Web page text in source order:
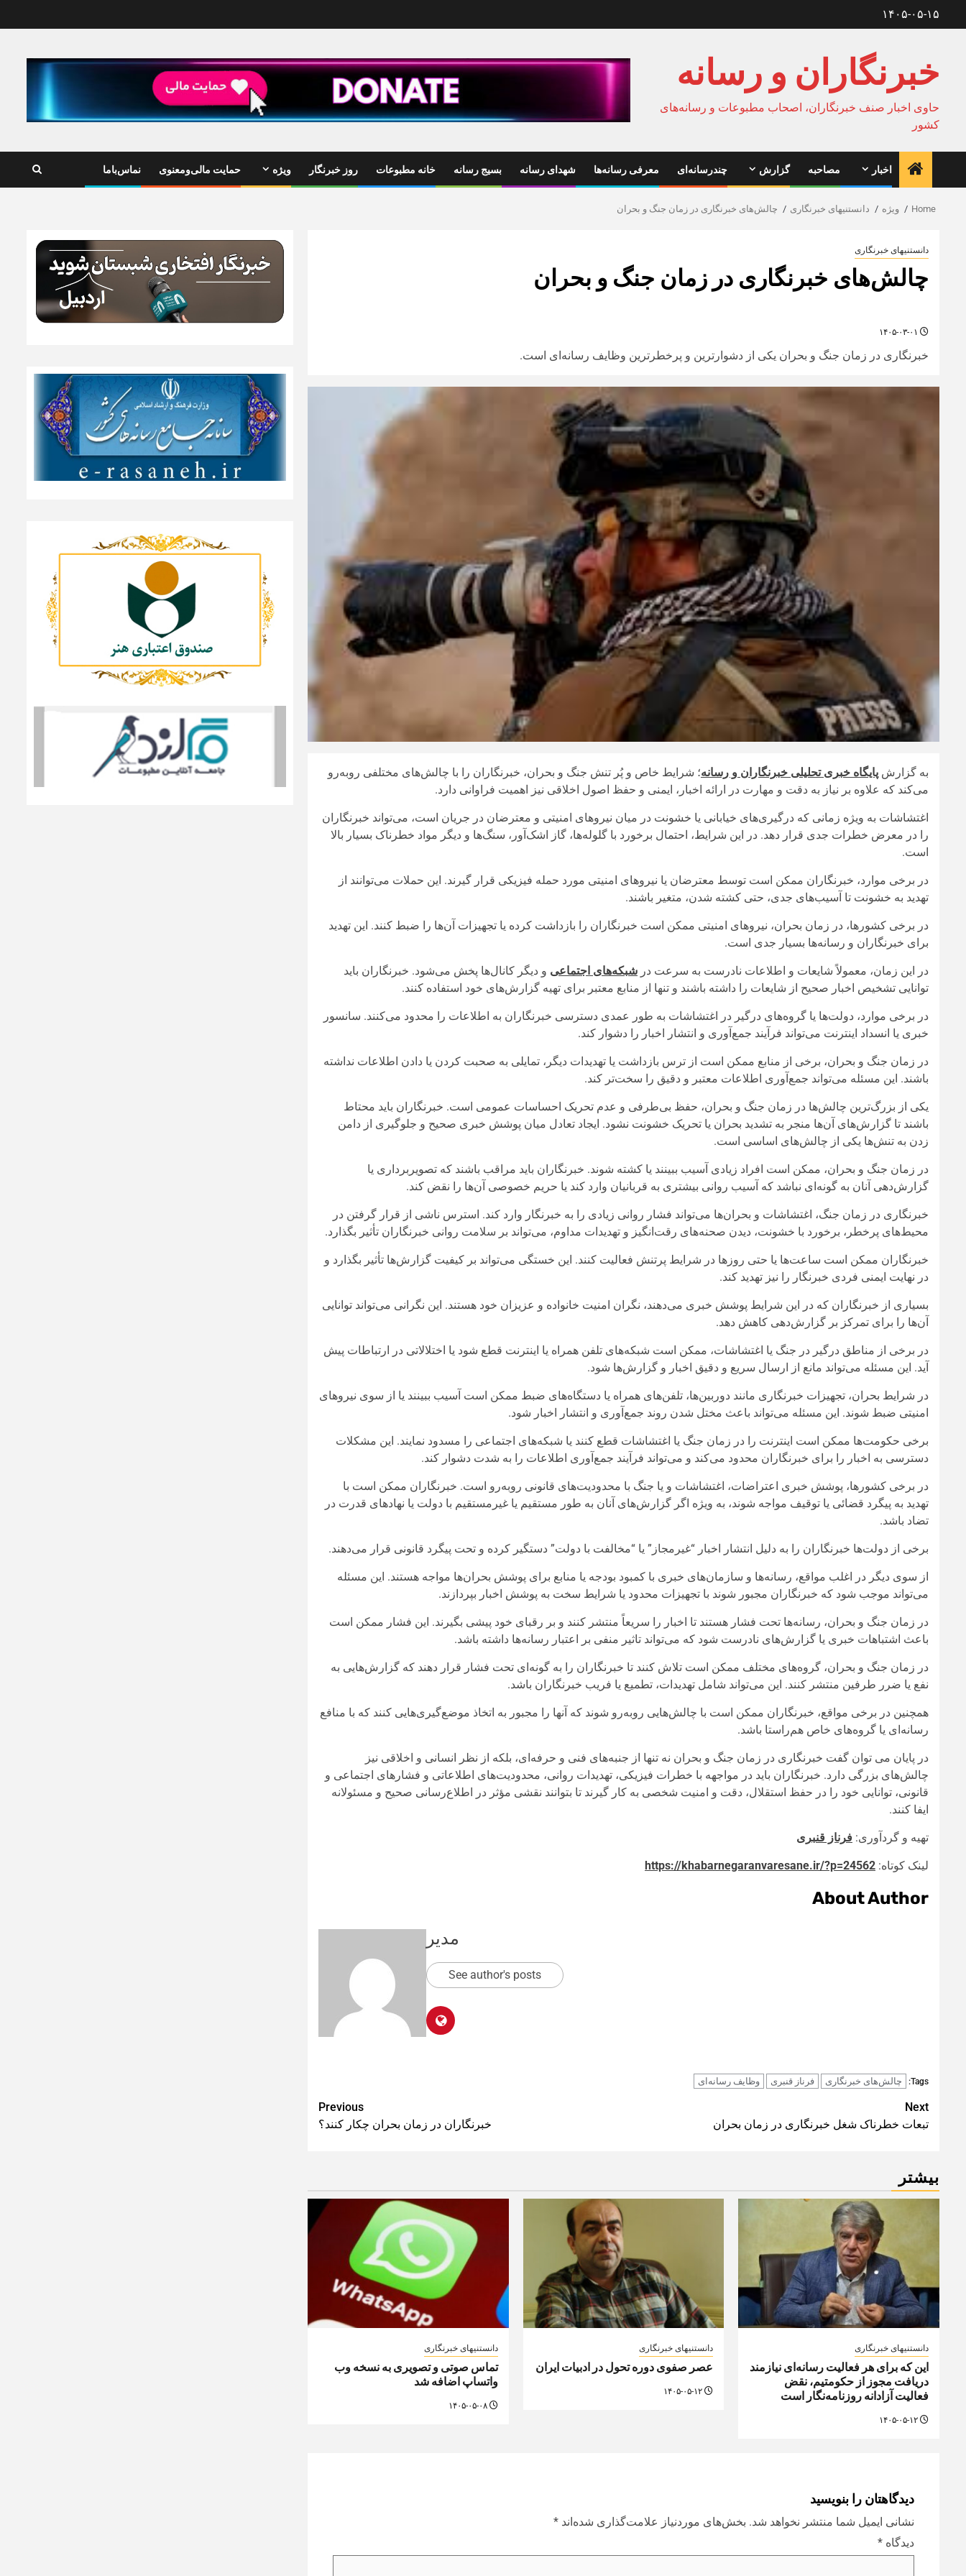
۱۴۰۵-۰۵-۱۵
خبرنگاران و رسانه
حاوی اخبار صنف خبرنگاران، اصحاب مطبوعات و رسانه‌های
کشور
اخبار مصاحبه گزارش چندرسانه‌ای معرفی رسانه‌ها شهدای رسانه بسیج رسانه خانه مطبوعات روز خبرنگار ویژه حمایت مالی‌ومعنوی نماس‌باما
Home ویژه دانستنیهای خبرنگاری چالش‌های خبرنگاری در زمان جنگ و بحران
دانستنیهای خبرنگاری
چالش‌های خبرنگاری در زمان جنگ و بحران
خبرنگاری در زمان جنگ و بحران یکی از دشوارترین و پرخطرترین وظایف رسانه‌ای است.
به گزارش پایگاه خبری تحلیلی خبرنگاران و رسانه؛ شرایط خاص و پُر تنش جنگ و بحران، خبرنگاران را با چالش‌های مختلفی روبه‌رو
می‌کند که علاوه بر نیاز به دقت و مهارت در ارائه اخبار، ایمنی و حفظ اصول اخلاقی نیز اهمیت فراوانی دارد.
اغتشاشات به‌ ویژه زمانی که درگیری‌های خیابانی یا خشونت در میان نیروهای امنیتی و معترضان در جریان است، می‌تواند خبرنگاران
را در معرض خطرات جدی قرار دهد. در این شرایط، احتمال برخورد با گلوله‌ها، گاز اشک‌آور، سنگ‌ها و دیگر مواد خطرناک بسیار بالا
است.
در برخی موارد، خبرنگاران ممکن است توسط معترضان یا نیروهای امنیتی مورد حمله فیزیکی قرار گیرند. این حملات می‌توانند از
تهدید به خشونت تا آسیب‌های جدی، حتی کشته شدن، متغیر باشند.
در برخی کشورها، در زمان بحران، نیروهای امنیتی ممکن است خبرنگاران را بازداشت کرده یا تجهیزات آن‌ها را ضبط کنند. این تهدید
برای خبرنگاران و رسانه‌ها بسیار جدی است.
در این زمان، معمولاً شایعات و اطلاعات نادرست به سرعت در شبکه‌های اجتماعی و دیگر کانال‌ها پخش می‌شود. خبرنگاران باید
توانایی تشخیص اخبار صحیح از شایعات را داشته باشند و تنها از منابع معتبر برای تهیه گزارش‌های خود استفاده کنند.
در برخی موارد، دولت‌ها یا گروه‌های درگیر در اغتشاشات به‌ طور عمدی دسترسی خبرنگاران به اطلاعات را محدود می‌کنند. سانسور
خبری یا انسداد اینترنت می‌تواند فرآیند جمع‌آوری و انتشار اخبار را دشوار کند.
در زمان جنگ و بحران، برخی از منابع ممکن است از ترس بازداشت یا تهدیدات دیگر، تمایلی به صحبت کردن یا دادن اطلاعات نداشته
باشند. این مسئله می‌تواند جمع‌آوری اطلاعات معتبر و دقیق را سخت‌تر کند.
یکی از بزرگ‌ترین چالش‌ها در زمان جنگ و بحران، حفظ بی‌طرفی و عدم تحریک احساسات عمومی است. خبرنگاران باید محتاط
باشند تا گزارش‌های آن‌ها منجر به تشدید بحران یا تحریک خشونت نشود. ایجاد تعادل میان پوشش خبری صحیح و جلوگیری از دامن
زدن به تنش‌ها یکی از چالش‌های اساسی است.
در زمان جنگ و بحران، ممکن است افراد زیادی آسیب ببینند یا کشته شوند. خبرنگاران باید مراقب باشند که تصویربرداری یا
گزارش‌دهی آنان به‌ گونه‌ای نباشد که آسیب روانی بیشتری به قربانیان وارد کند یا حریم خصوصی آن‌ها را نقض کند.
خبرنگاری در زمان جنگ، اغتشاشات و بحران‌ها می‌تواند فشار روانی زیادی را به خبرنگار وارد کند. استرس ناشی از قرار گرفتن در
محیط‌های پرخطر، برخورد با خشونت، دیدن صحنه‌های رقت‌انگیز و تهدیدات مداوم، می‌تواند بر سلامت روانی خبرنگاران تأثیر بگذارد.
خبرنگاران ممکن است ساعت‌ها یا حتی روزها در شرایط پرتنش فعالیت کنند. این خستگی می‌تواند بر کیفیت گزارش‌ها تأثیر بگذارد و
در نهایت ایمنی فردی خبرنگار را نیز تهدید کند.
بسیاری از خبرنگاران که در این شرایط پوشش خبری می‌دهند، نگران امنیت خانواده و عزیزان خود هستند. این نگرانی می‌تواند توانایی
آن‌ها را برای تمرکز بر گزارش‌دهی کاهش دهد.
در برخی از مناطق درگیر در جنگ یا اغتشاشات، ممکن است شبکه‌های تلفن همراه یا اینترنت قطع شود یا اختلالاتی در ارتباطات پیش
آید. این مسئله می‌تواند مانع از ارسال سریع و دقیق اخبار و گزارش‌ها شود.
در شرایط بحران، تجهیزات خبرنگاری مانند دوربین‌ها، تلفن‌های همراه یا دستگاه‌های ضبط ممکن است آسیب ببینند یا از سوی نیروهای
امنیتی ضبط شوند. این مسئله می‌تواند باعث مختل شدن روند جمع‌آوری و انتشار اخبار شود.
برخی حکومت‌ها ممکن است اینترنت را در زمان جنگ یا اغتشاشات قطع کنند یا شبکه‌های اجتماعی را مسدود نمایند. این مشکلات
دسترسی به اخبار را برای خبرنگاران محدود می‌کند و می‌تواند فرآیند جمع‌آوری اطلاعات را به شدت دشوار کند.
در برخی کشورها، پوشش خبری اعتراضات، اغتشاشات و یا جنگ با محدودیت‌های قانونی روبه‌رو است. خبرنگاران ممکن است با
تهدید به پیگرد قضائی یا توقیف مواجه شوند، به‌ ویژه اگر گزارش‌های آنان به‌ طور مستقیم یا غیرمستقیم با دولت یا نهادهای قدرت در
تضاد باشد.
برخی از دولت‌ها خبرنگاران را به دلیل انتشار اخبار “غیرمجاز” یا “مخالفت با دولت” دستگیر کرده و تحت پیگرد قانونی قرار می‌دهند.
از سوی دیگر در اغلب مواقع، رسانه‌ها و سازمان‌های خبری با کمبود بودجه یا منابع برای پوشش بحران‌ها مواجه هستند. این مسئله
می‌تواند موجب شود که خبرنگاران مجبور شوند با تجهیزات محدود یا شرایط سخت به پوشش اخبار بپردازند.
در زمان جنگ و بحران، رسانه‌ها تحت فشار هستند تا اخبار را سریعاً منتشر کنند و بر رقبای خود پیشی بگیرند. این فشار ممکن است
باعث اشتباهات خبری یا گزارش‌های نادرست شود که می‌تواند تاثیر منفی بر اعتبار رسانه‌ها داشته باشد.
در زمان جنگ و بحران، گروه‌های مختلف ممکن است تلاش کنند تا خبرنگاران را به‌ گونه‌ای تحت فشار قرار دهند که گزارش‌هایی به
نفع یا ضرر طرفین منتشر کنند. این می‌تواند شامل تهدیدات، تطمیع یا فریب خبرنگاران باشد.
همچنین در برخی مواقع، خبرنگاران ممکن است با چالش‌هایی روبه‌رو شوند که آنها را مجبور به اتخاذ موضع‌گیری‌هایی کنند که با منافع
رسانه‌ای یا گروه‌های خاص هم‌راستا باشد.
در پایان می توان گفت خبرنگاری در زمان جنگ و بحران نه تنها از جنبه‌های فنی و حرفه‌ای، بلکه از نظر انسانی و اخلاقی نیز
چالش‌های بزرگی دارد. خبرنگاران باید در مواجهه با خطرات فیزیکی، تهدیدات روانی، محدودیت‌های اطلاعاتی و فشارهای اجتماعی و
قانونی، توانایی خود را در حفظ استقلال، دقت و امنیت شخصی به‌ کار گیرند تا بتوانند نقشی مؤثر در اطلاع‌رسانی صحیح و مسئولانه
ایفا کنند.
تهیه و گردآوری: فرناز قنبری
لینک کوتاه: https://khabarnegaranvaresane.ir/?p=24562
About Author
مدیر
See author's posts
Tags: چالش‌های خبرنگاری فرناز قنبری وظایف رسانه‌ای
Post
navigation
Previous
خبرنگاران در زمان بحران چکار کنند؟
Next
تبعات خطرناک شغل خبرنگاری در زمان بحران
بیشتر
دانستنیهای خبرنگاری
این که برای هر فعالیت رسانه‌ای نیازمند
دریافت مجوز از حکومتیم، نقض
فعالیت آزادانه روزنامه‌نگار است
دانستنیهای خبرنگاری
عصر صفوی دوره تحول در ادبیات ایران
۱۴۰۵-۰۵-۱۲
دانستنیهای خبرنگاری
تماس صوتی و تصویری به نسخه وب
واتساپ اضافه شد
۱۴۰۵-۰۵-۰۸
دیدگاهتان را بنویسید
نشانی ایمیل شما منتشر نخواهد شد. بخش‌های موردنیاز علامت‌گذاری شده‌اند *
دیدگاه *